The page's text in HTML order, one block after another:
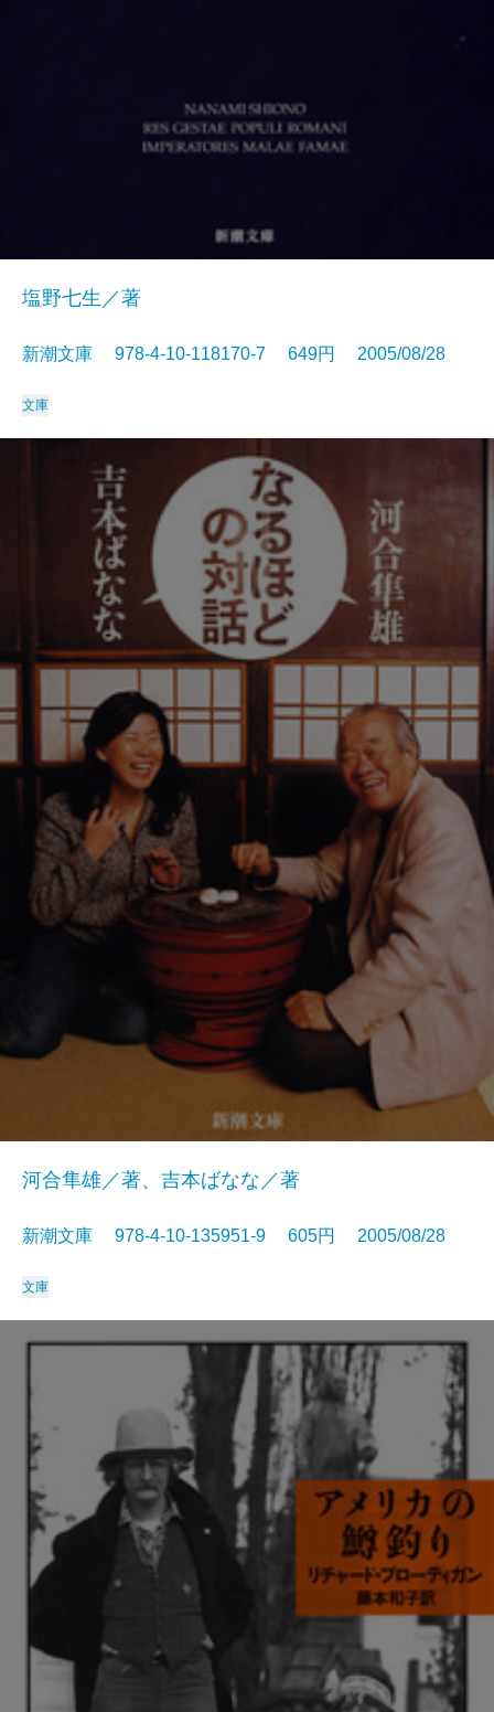
塩野七生／著
新潮文庫 978-4-10-118170-7 649円 2005/08/28
文庫
河合隼雄／著、吉本ばなな／著
新潮文庫 978-4-10-135951-9 605円 2005/08/28
文庫